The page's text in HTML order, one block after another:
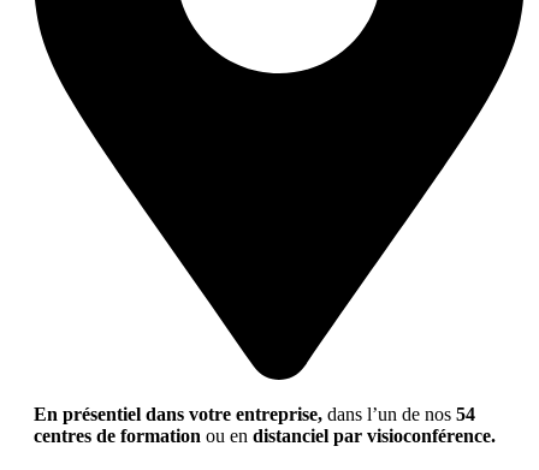
En présentiel dans votre entreprise, dans l’un de nos 54
centres de formation ou en distanciel par visioconférence.